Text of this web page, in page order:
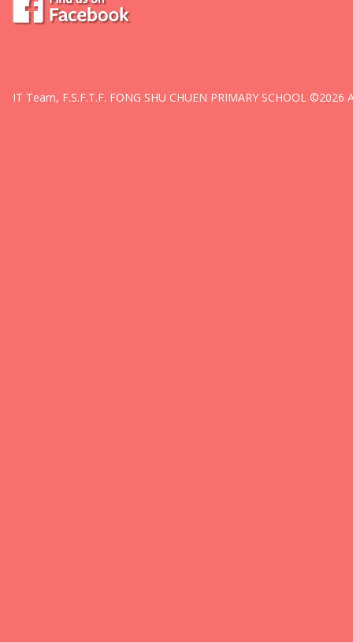
IT Team, F.S.F.T.F. FONG SHU CHUEN PRIMARY SCHOOL ©2026